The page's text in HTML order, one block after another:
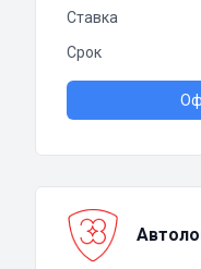
Ставка
Срок